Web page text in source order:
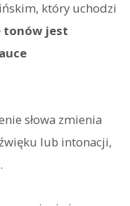
który uchodzi
tonów jest
słowa zmienia
lub intonacji,